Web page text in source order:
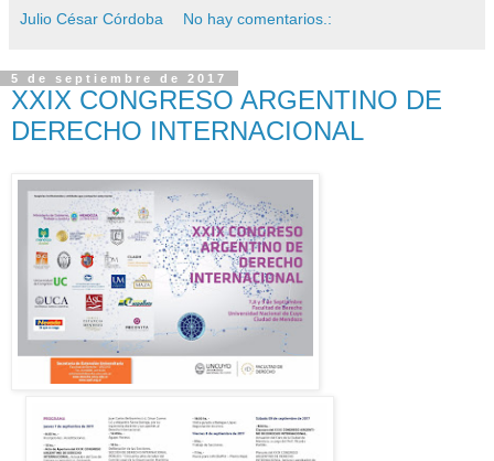
Julio César Córdoba No hay comentarios.:
5 de septiembre de 2017
XXIX CONGRESO ARGENTINO DE
DERECHO INTERNACIONAL